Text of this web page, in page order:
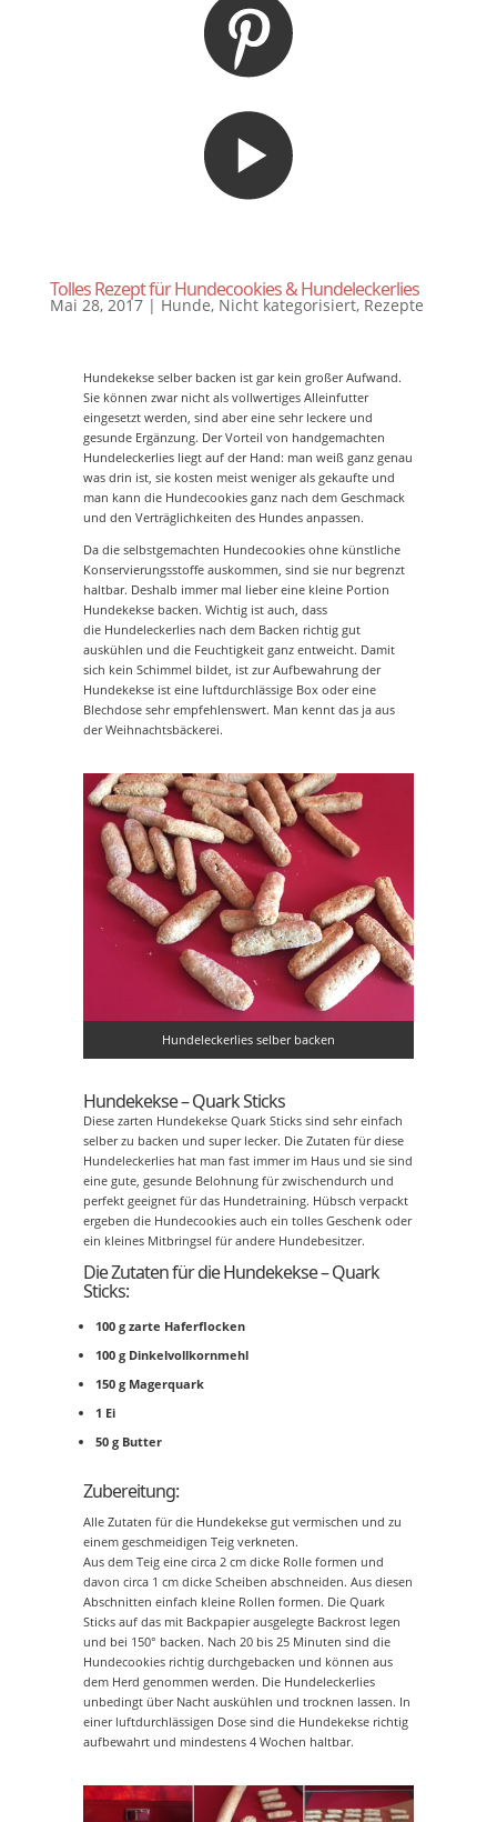
Tolles Rezept für Hundecookies & Hundeleckerlies
Mai 28, 2017| Hunde, Nicht kategorisiert, Rezepte
Hundekekse selber backen ist gar kein großer Aufwand.
Sie können zwar nicht als vollwertiges Alleinfutter
eingesetzt werden, sind aber eine sehr leckere und
gesunde Ergänzung. Der Vorteil von handgemachten
Hundeleckerlies liegt auf der Hand: man weiß ganz genau
was drin ist, sie kosten meist weniger als gekaufte und
man kann die Hundecookies ganz nach dem Geschmack
und den Verträglichkeiten des Hundes anpassen.
Da die selbstgemachten Hundecookies ohne künstliche
Konservierungsstoffe auskommen, sind sie nur begrenzt
haltbar. Deshalb immer mal lieber eine kleine Portion
Hundekekse backen. Wichtig ist auch, dass
die Hundeleckerlies nach dem Backen richtig gut
auskühlen und die Feuchtigkeit ganz entweicht. Damit
sich kein Schimmel bildet, ist zur Aufbewahrung der
Hundekekse ist eine luftdurchlässige Box oder eine
Blechdose sehr empfehlenswert. Man kennt das ja aus
der Weihnachtsbäckerei.
Hundeleckerlies selber backen
Hundekekse – Quark Sticks
Diese zarten Hundekekse Quark Sticks sind sehr einfach
selber zu backen und super lecker. Die Zutaten für diese
Hundeleckerlies hat man fast immer im Haus und sie sind
eine gute, gesunde Belohnung für zwischendurch und
perfekt geeignet für das Hundetraining. Hübsch verpackt
ergeben die Hundecookies auch ein tolles Geschenk oder
ein kleines Mitbringsel für andere Hundebesitzer.
Die Zutaten für die Hundekekse – Quark
Sticks:
100 g zarte Haferflocken
100 g Dinkelvollkornmehl
150 g Magerquark
1 Ei
50 g Butter
Zubereitung:
Alle Zutaten für die Hundekekse gut vermischen und zu
einem geschmeidigen Teig verkneten.
Aus dem Teig eine circa 2 cm dicke Rolle formen und
davon circa 1 cm dicke Scheiben abschneiden. Aus diesen
Abschnitten einfach kleine Rollen formen. Die Quark
Sticks auf das mit Backpapier ausgelegte Backrost legen
und bei 150° backen. Nach 20 bis 25 Minuten sind die
Hundecookies richtig durchgebacken und können aus
dem Herd genommen werden. Die Hundeleckerlies
unbedingt über Nacht auskühlen und trocknen lassen. In
einer luftdurchlässigen Dose sind die Hundekekse richtig
aufbewahrt und mindestens 4 Wochen haltbar.